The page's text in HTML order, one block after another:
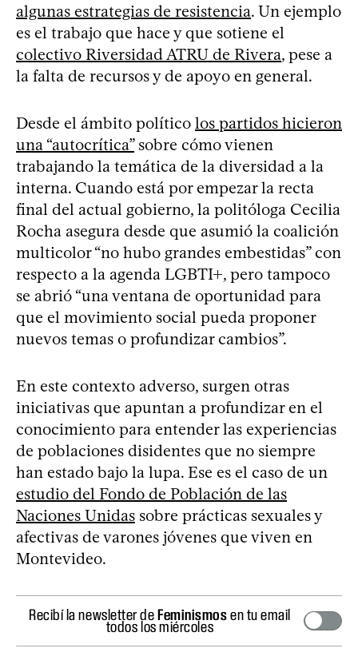
algunas estrategias de resistencia. Un ejemplo
es el trabajo que hace y que sotiene el
colectivo Riversidad ATRU de Rivera, pese a
la falta de recursos y de apoyo en general.
Desde el ámbito político los partidos hicieron
una “autocrítica”sobre cómo vienen
trabajando la temática de la diversidad a la
interna. Cuando está por empezar la recta
final del actual gobierno, la politóloga Cecilia
Rocha asegura desde que asumió la coalición
multicolor “no hubo grandes embestidas” con
respecto a la agenda LGBTI+, pero tampoco
se abrió “una ventana de oportunidad para
que el movimiento social pueda proponer
nuevos temas o profundizar cambios”.
En este contexto adverso, surgen otras
iniciativas que apuntan a profundizar en el
conocimiento para entender las experiencias
de poblaciones disidentes que no siempre
han estado bajo la lupa. Ese es el caso de un
estudio del Fondo de Población de las
Naciones Unidas sobre prácticas sexuales y
afectivas de varones jóvenes que viven en
Montevideo.
Recibí la newsletter deFeminismosen tu email
todos los miércoles